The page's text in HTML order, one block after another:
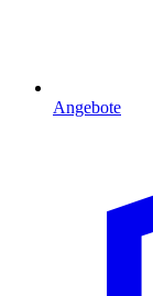
Angebote